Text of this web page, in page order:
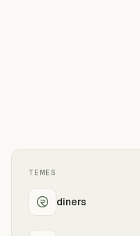
TEMES
diners